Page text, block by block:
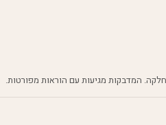
המדבקות מגיעות עם הוראות מפורטות.